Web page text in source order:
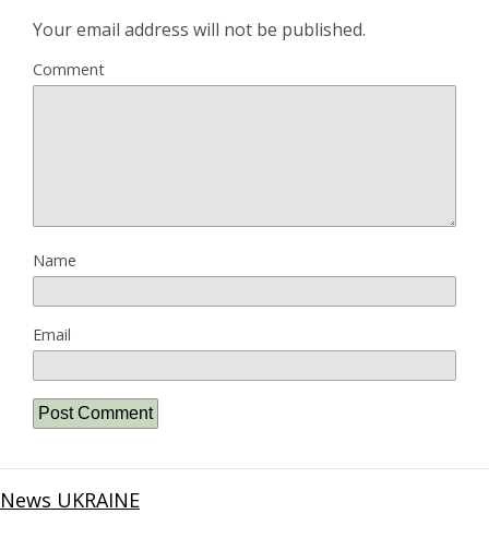
Your email address will not be published.
Comment
Name
Email
News UKRAINE